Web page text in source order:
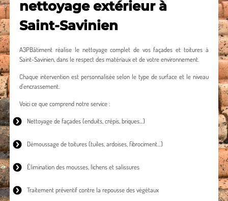
nettoyage extérieur à
Saint-Savinien
A3PBâtiment réalise le nettoyage complet de vos façades et toitures à
Saint-Savinien, dans le respect des matériaux et de votre environnement.
Chaque intervention est personnalisée selon le type de surface et le niveau
d’encrassement.
Voici ce que comprend notre service :
Nettoyage de façades(enduits, crépis, briques…)
Démoussage de toitures(tuiles, ardoises, fibrociment…)
Élimination des mousses, lichens et salissures
Traitement préventif contre la repousse des végétaux